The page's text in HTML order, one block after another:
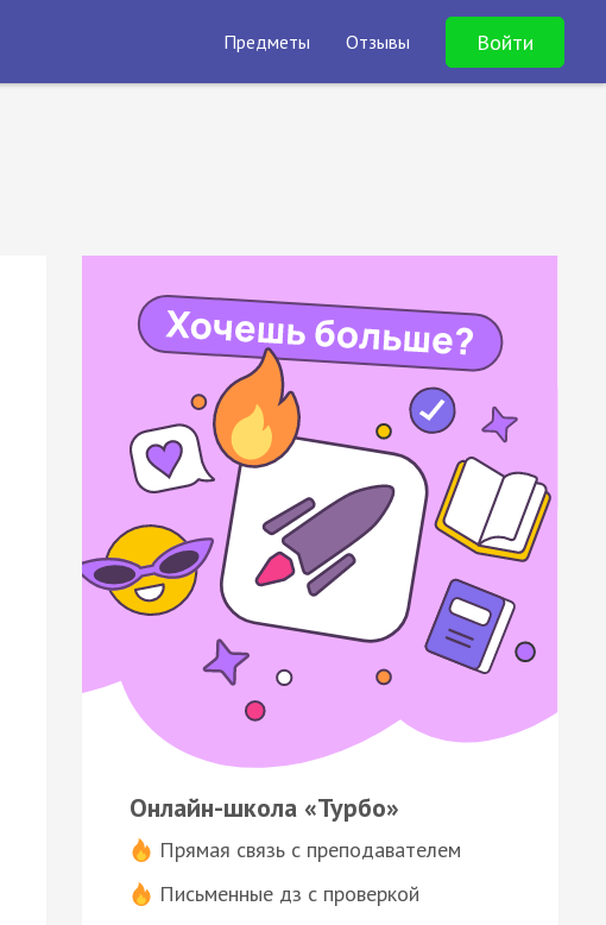
Предметы Отзывы Войти
Онлайн-школа «Турбо»
Прямая связь с преподавателем
Письменные дз с проверкой